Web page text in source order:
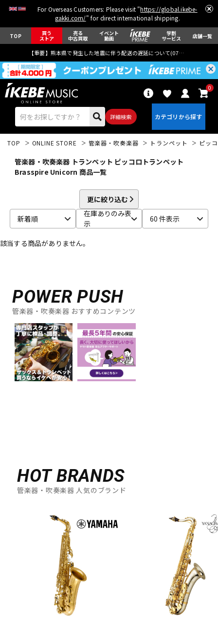
For Overseas Customers: Please visit "https://global.ikebe-
gakki.com/" for direct international shipping.
TOP 買う
ストア
売る
中古買取
イベント
動画
学割
サービス 店舗一覧
【重要】熊本県で発生した地震に伴う配送の遅延について(07月29日
詳細検索
0
キーボード
管楽器
アンプ
配信/ライブ機器
中古 ヴィンテージ
TOP ONLINE STORE 管楽器・吹奏楽器 トランペット ピッ
管楽器・吹奏楽器 トランペット ピッコロトランペット
Brasspire Unicorn 商品一覧
更に絞り込む
新着順
在庫ありのみ表
示
60 件表示
該当する商品がありません。
POWER PUSH
管楽器・吹奏楽器 おすすめコンテンツ
HOT BRANDS
管楽器・吹奏楽器 人気のブランド